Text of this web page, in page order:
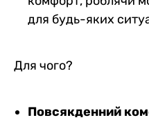
для будь-яких
Для чого?
Повсякденний